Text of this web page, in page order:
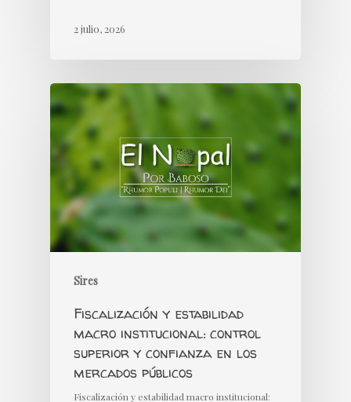
2 julio, 2026
Sires
Fiscalización y estabilidad
macro institucional: control
superior y confianza en los
mercados públicos
Fiscalización y estabilidad macro institucional: